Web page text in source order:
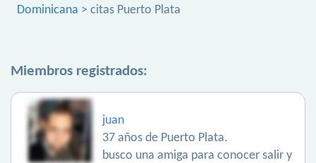
Dominicana > citas Puerto Plata
Miembros registrados:
juan
37 años de Puerto Plata.
busco una amiga para conocer salir y